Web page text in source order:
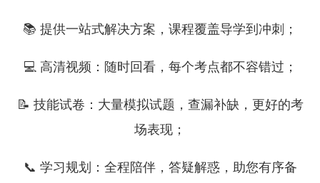
📚 提供一站式解决方案，课程覆盖导学到冲刺；
💻 高清视频：随时回看，每个考点都不容错过；
📝 技能试卷：大量模拟试题，查漏补缺，更好的考
场表现；
📞 学习规划：全程陪伴，答疑解惑，助您有序备